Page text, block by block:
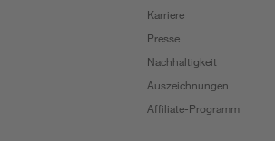
Karriere
Presse
Nachhaltigkeit
Auszeichnungen
Affiliate-Programm